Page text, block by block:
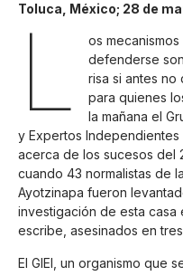
Toluca, México; 28 de
L
os
defenderse
risa si antes no
para quienes
la mañana el
y Expertos
acerca de los sucesos del
cuando 43 normalistas de
Ayotzinapa fueron
investigación de esta
escribe, asesinados en
El GIEI, un organismo que